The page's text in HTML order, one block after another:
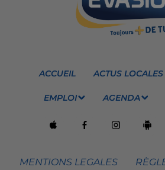
ACCUEIL ACTUS LOCALES
EMPLOI AGENDA
MENTIONS LEGALES